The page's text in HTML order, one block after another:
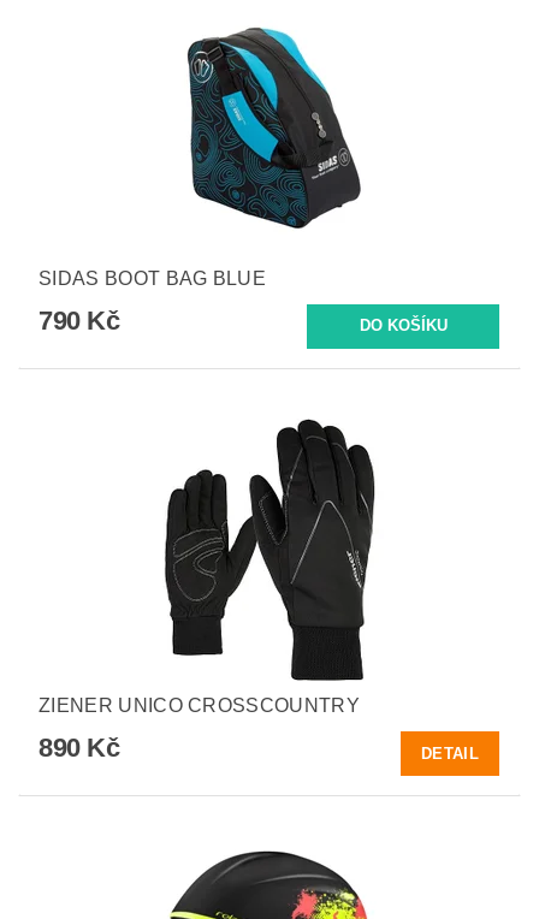
SIDAS BOOT BAG BLUE
790 Kč
ZIENER UNICO CROSSCOUNTRY
890 Kč DETAIL